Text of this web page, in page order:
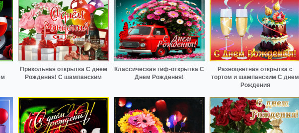
Прикольная открытка С днем
Рождения! С шампанским
Классическая гиф-открытка С
Днем Рождения!
Разноцветная открытка с
тортом и шампанским С днем
Рождения